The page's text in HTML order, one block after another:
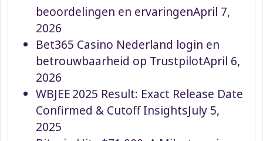
beoordelingen en ervaringenApril 7,
2026
Bet365 Casino Nederland login en
betrouwbaarheid op TrustpilotApril 6,
2026
WBJEE 2025 Result: Exact Release Date
Confirmed & Cutoff InsightsJuly 5,
2025